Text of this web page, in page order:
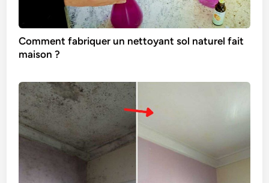
Comment fabriquer un nettoyant sol naturel fait
maison ?